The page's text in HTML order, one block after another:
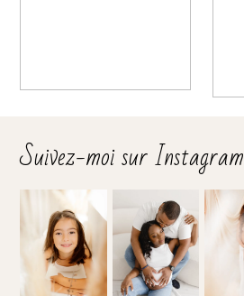
Suivez-moi sur Instagram